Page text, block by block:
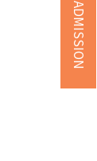
ADMISSION